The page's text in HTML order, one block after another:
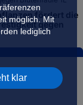
möglich. Mit
lediglich
klar
fördert die
gegen